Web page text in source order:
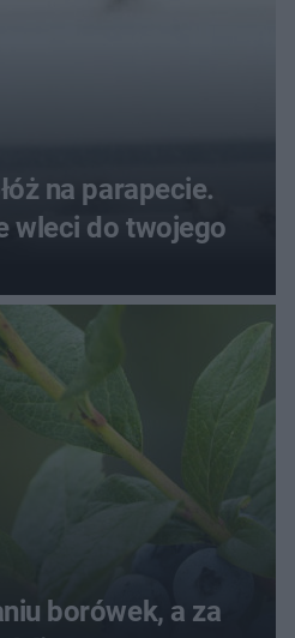
na parapecie.
wleci do twojego
borówek, a za